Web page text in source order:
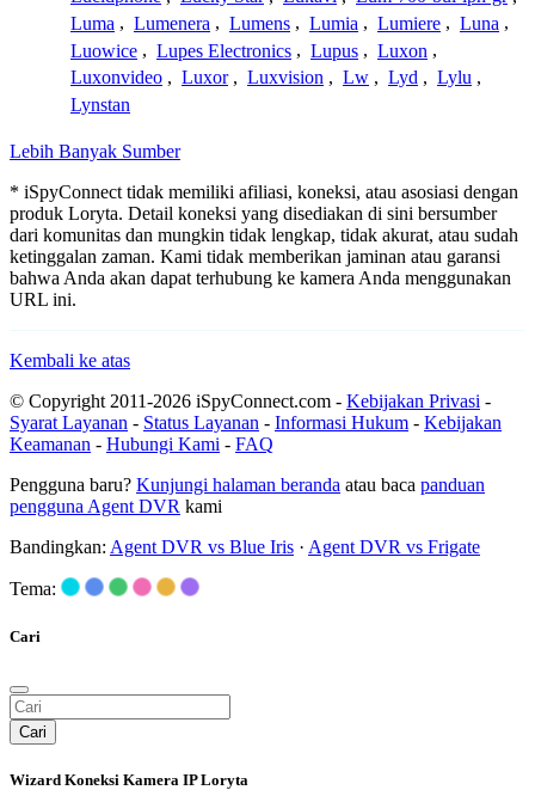
Luma , Lumenera , Lumens , Lumia , Lumiere , Luna ,
Luowice , Lupes Electronics , Lupus , Luxon ,
Luxonvideo , Luxor , Luxvision , Lw , Lyd , Lylu ,
Lynstan
Lebih Banyak Sumber
* iSpyConnect tidak memiliki afiliasi, koneksi, atau asosiasi dengan
produk Loryta. Detail koneksi yang disediakan di sini bersumber
dari komunitas dan mungkin tidak lengkap, tidak akurat, atau sudah
ketinggalan zaman. Kami tidak memberikan jaminan atau garansi
bahwa Anda akan dapat terhubung ke kamera Anda menggunakan
URL ini.
Kembali ke atas
© Copyright 2011-2026 iSpyConnect.com - Kebijakan Privasi -
Syarat Layanan - Status Layanan - Informasi Hukum - Kebijakan
Keamanan - Hubungi Kami - FAQ
Pengguna baru? Kunjungi halaman beranda atau baca panduan
pengguna Agent DVR kami
Bandingkan: Agent DVR vs Blue Iris · Agent DVR vs Frigate
Tema:
Cari
Cari
Wizard Koneksi Kamera IP Loryta